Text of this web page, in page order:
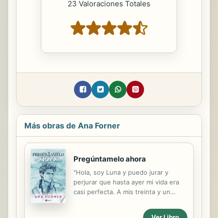
23 Valoraciones Totales
Más obras de Ana Forner
Pregúntamelo ahora
"Hola, soy Luna y puedo jurar y
perjurar que hasta ayer mi vida era
casi perfecta. A mis treinta y un
María Eugenia de la Rúa, una